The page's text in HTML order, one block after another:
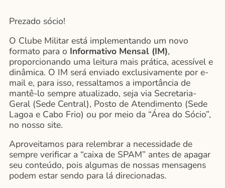
Prezado sócio!
O Clube Militar está implementando um novo
formato para o Informativo Mensal (IM),
proporcionando uma leitura mais prática, acessível e
dinâmica. O IM será enviado exclusivamente por e-
mail e, para isso, ressaltamos a importância de
mantê-lo sempre atualizado, seja via Secretaria-
Geral (Sede Central), Posto de Atendimento (Sede
Lagoa e Cabo Frio) ou por meio da “Área do Sócio”,
no nosso site.
Aproveitamos para relembrar a necessidade de
sempre verificar a “caixa de SPAM” antes de apagar
seu conteúdo, pois algumas de nossas mensagens
podem estar sendo para lá direcionadas.